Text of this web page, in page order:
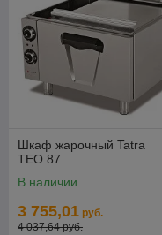
Шкаф жарочный Tatra
TEO.87
В наличии
3 755,01 руб.
4 037,64 руб.